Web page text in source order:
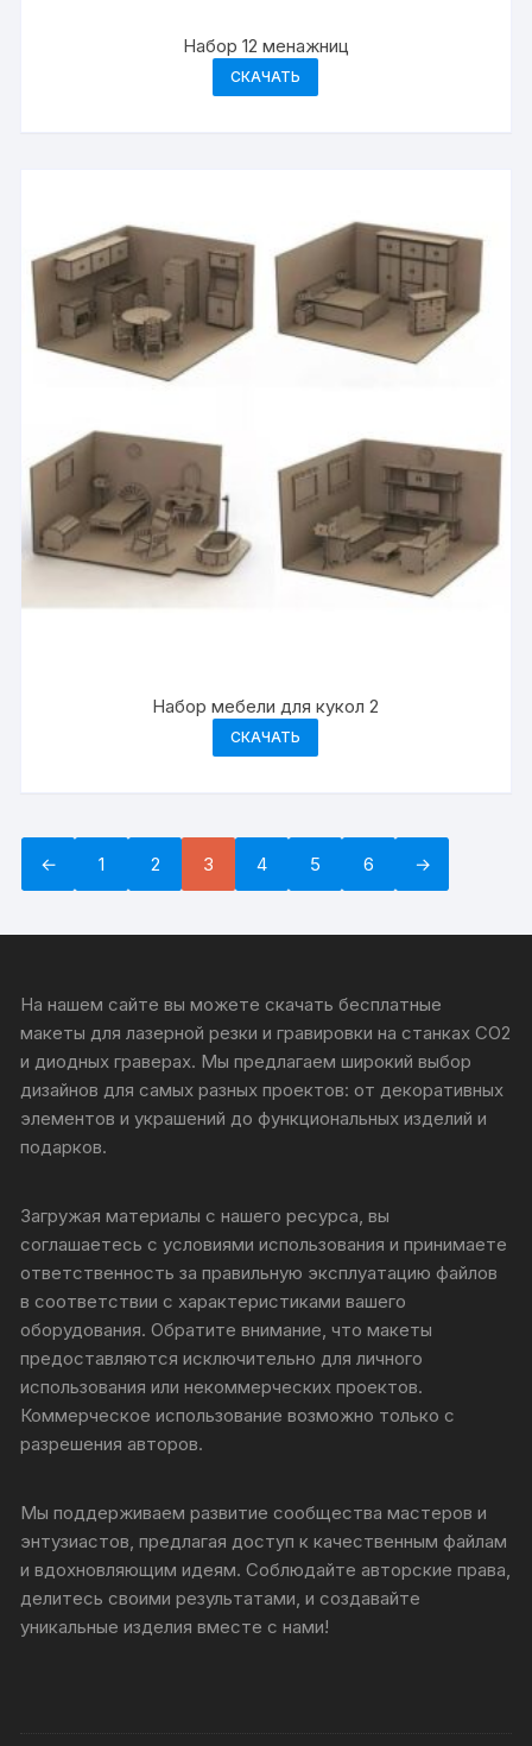
Набор 12 менажниц
СКАЧАТЬ
Набор мебели для кукол 2
СКАЧАТЬ
← 1 2 3 4 5 6 →
На нашем сайте вы можете скачать бесплатные
макеты для лазерной резки и гравировки на станках CO2
и диодных граверах. Мы предлагаем широкий выбор
дизайнов для самых разных проектов: от декоративных
элементов и украшений до функциональных изделий и
подарков.
Загружая материалы с нашего ресурса, вы
соглашаетесь с условиями использования и принимаете
ответственность за правильную эксплуатацию файлов
в соответствии с характеристиками вашего
оборудования. Обратите внимание, что макеты
предоставляются исключительно для личного
использования или некоммерческих проектов.
Коммерческое использование возможно только с
разрешения авторов.
Мы поддерживаем развитие сообщества мастеров и
энтузиастов, предлагая доступ к качественным файлам
и вдохновляющим идеям. Соблюдайте авторские права,
делитесь своими результатами, и создавайте
уникальные изделия вместе с нами!